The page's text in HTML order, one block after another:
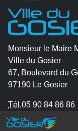
Monsieur le Maire
Ville du Gosier
67, Boulevard du
97190 Le Gosier
Tél.05 90 84 86 86
Envoyer un email